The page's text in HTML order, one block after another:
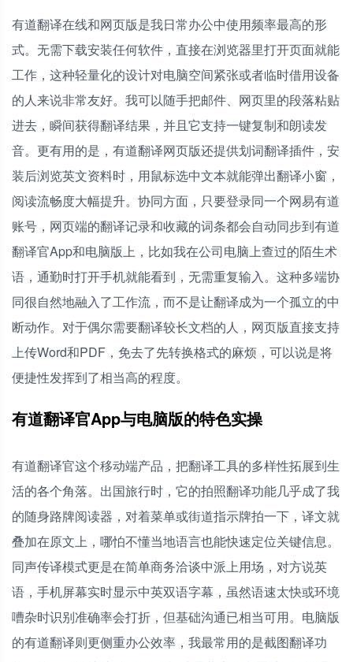
有道翻译在线和网页版是我日常办公中使用频率最高的形
式。无需下载安装任何软件，直接在浏览器里打开页面就能
工作，这种轻量化的设计对电脑空间紧张或者临时借用设备
的人来说非常友好。我可以随手把邮件、网页里的段落粘贴
进去，瞬间获得翻译结果，并且它支持一键复制和朗读发
音。更有用的是，有道翻译网页版还提供划词翻译插件，安
装后浏览英文资料时，用鼠标选中文本就能弹出翻译小窗，
阅读流畅度大幅提升。协同方面，只要登录同一个网易有道
账号，网页端的翻译记录和收藏的词条都会自动同步到有道
翻译官App和电脑版上，比如我在公司电脑上查过的陌生术
语，通勤时打开手机就能看到，无需重复输入。这种多端协
同很自然地融入了工作流，而不是让翻译成为一个孤立的中
断动作。对于偶尔需要翻译较长文档的人，网页版直接支持
上传Word和PDF，免去了先转换格式的麻烦，可以说是将
便捷性发挥到了相当高的程度。
有道翻译官App与电脑版的特色实操
有道翻译官这个移动端产品，把翻译工具的多样性拓展到生
活的各个角落。出国旅行时，它的拍照翻译功能几乎成了我
的随身路牌阅读器，对着菜单或街道指示牌拍一下，译文就
叠加在原文上，哪怕不懂当地语言也能快速定位关键信息。
同声传译模式更是在简单商务洽谈中派上用场，对方说英
语，手机屏幕实时显示中英双语字幕，虽然语速太快或环境
嘈杂时识别准确率会打折，但基础沟通已相当可用。电脑版
的有道翻译则更侧重办公效率，我最常用的是截图翻译功